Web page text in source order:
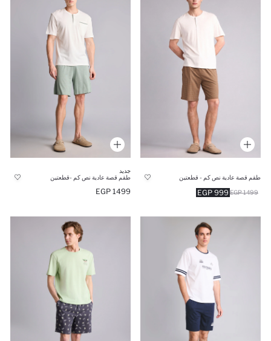
طقم قصة عادية نص كم - قطعتين
999 EGP 1499 EGP
جديد
طقم قصة عادية نص كم -قطعتين
1499 EGP